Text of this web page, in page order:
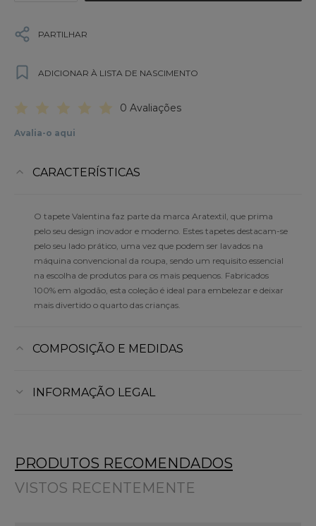
PARTILHAR
ADICIONAR À LISTA DE NASCIMENTO
0 Avaliações
Avalia-o aqui
CARACTERÍSTICAS
O tapete Valentina faz parte da marca Aratextil, que prima
pelo seu design inovador e moderno. Estes tapetes destacam-se
pelo seu lado prático, uma vez que podem ser lavados na
máquina convencional da roupa, sendo um requisito essencial
na escolha de produtos para os mais pequenos. Fabricados
100% em algodão, esta coleção é ideal para embelezar e deixar
mais divertido o quarto das crianças.
COMPOSIÇÃO E MEDIDAS
INFORMAÇÃO LEGAL
PRODUTOS RECOMENDADOS
VISTOS RECENTEMENTE